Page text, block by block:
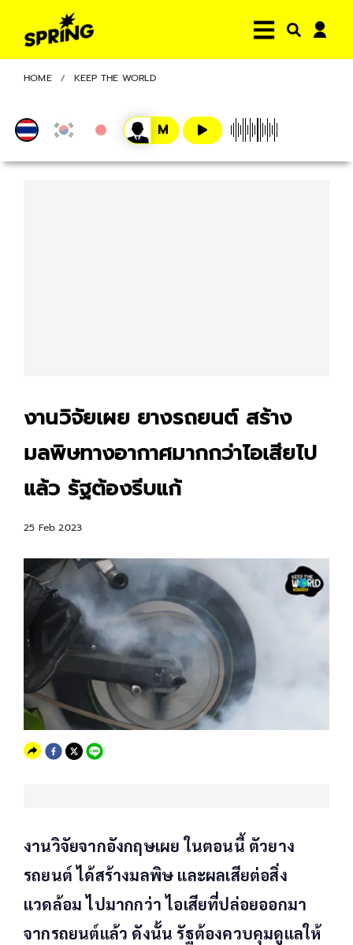
HOME KEEP THE WORLD
งานวิจัยเผย ยางรถยนต์ สร้าง
มลพิษทางอากาศมากกว่าไอเสียไป
แล้ว รัฐต้องรีบแก้
25 Feb 2023
งานวิจัยจากอังกฤษเผย ในตอนนี้ ตัวยาง
รถยนต์ ได้สร้างมลพิษ และผลเสียต่อสิ่ง
แวดล้อม ไปมากกว่า ไอเสียที่ปล่อยออกมา
จากรถยนต์แล้ว ดังนั้น รัฐต้องควบคุมดูแลให้